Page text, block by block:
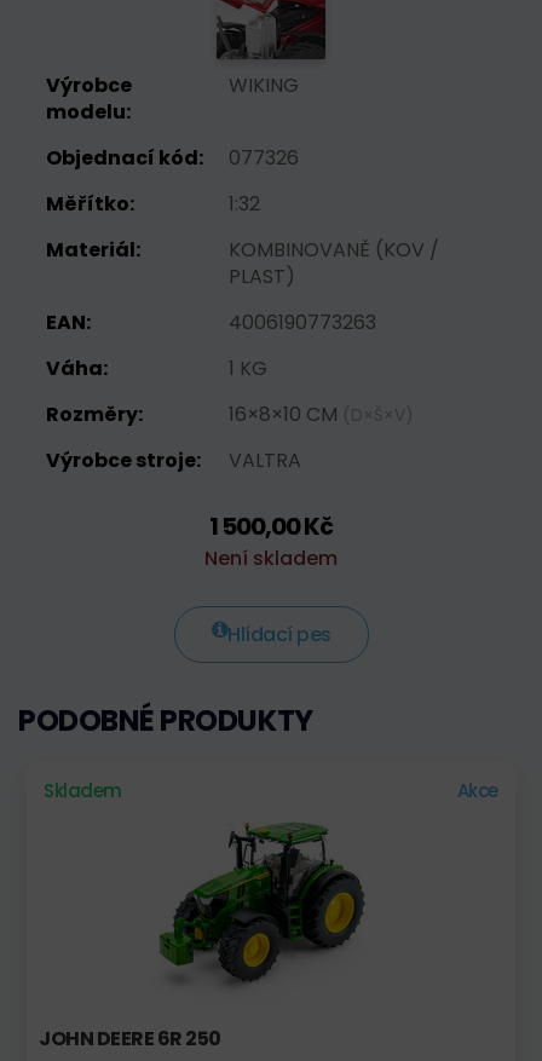
Výrobce
modelu:
WIKING
Objednací kód:
077326
Měřítko:
1:32
Materiál:
KOMBINOVANĚ (KOV /
PLAST)
EAN:
4006190773263
Váha:
1 KG
Rozměry:
16×8×10 CM (D×Š×V)
Výrobce stroje: VALTRA
1 500,00 Kč
Není skladem
Hlídací pes
PODOBNÉ PRODUKTY
Skladem Akce
JOHN DEERE 6R 250